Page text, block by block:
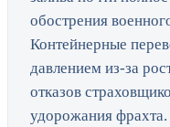
обострения
Контейнерные
давлением из-за
отказов
удорожания